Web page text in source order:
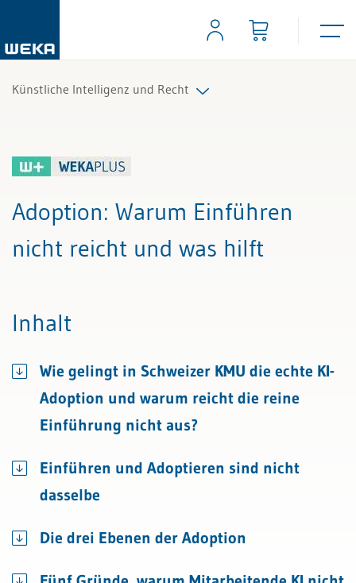
Künstliche Intelligenz und Recht
Alle Fachexperten
Adoption: Warum Einführen
nicht reicht und was hilft
Inhalt
Wie gelingt in Schweizer KMU die echte KI-
Adoption und warum reicht die reine
Einführung nicht aus?
Einführen und Adoptieren sind nicht
dasselbe
Die drei Ebenen der Adoption